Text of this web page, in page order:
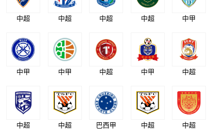
中超 中超 中超 中超 中甲
中甲 中甲 中超 中甲 中超
中超 中超 巴西甲 中超 中超